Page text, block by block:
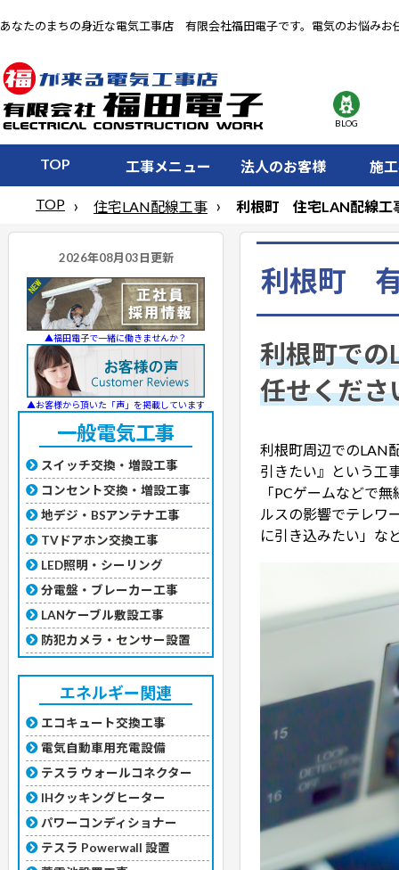
あなたのまちの身近な電気工事店 有限会社福田電子です。電気のお悩みお
BLOG
TOP 工事メニュー 法人のお客様 施
TOP 住宅LAN配線工事 利根町 住宅LAN配線工
▲福田電子で一緒に働きませんか？
▲お客様から頂いた「声」を掲載しています
一般電気工事
スイッチ交換・増設工事
コンセント交換・増設工事
地デジ・BSアンテナ工事
TVドアホン交換工事
LED照明・シーリング
分電盤・ブレーカー工事
LANケーブル敷設工事
防犯カメラ・センサー設置
エネルギー関連
エコキュート交換工事
電気自動車用充電設備
テスラ ウォールコネクター
IHクッキングヒーター
パワーコンディショナー
テスラ Powerwall 設置
利根町
利根町での
任せくださ
利根町周辺でのLAN
引きたい』という工
「PCゲームなどで
ルスの影響でテレワ
に引き込みたい」な